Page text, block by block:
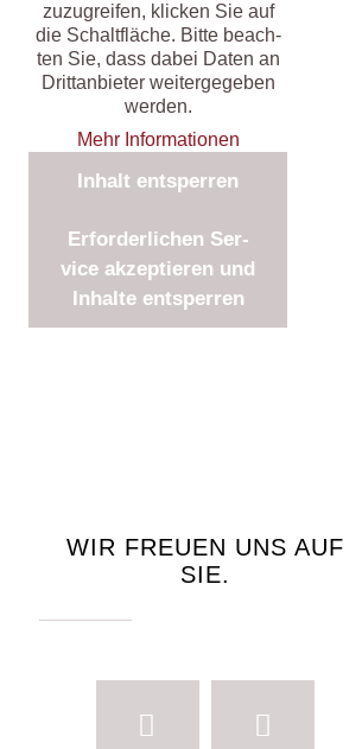
zuzu­grei­fen, kli­cken Sie auf
die Schalt­flä­che. Bit­te beach­
ten Sie, dass dabei Daten an
Dritt­an­bie­ter wei­ter­ge­ge­ben
werden.
Mehr Infor­ma­tio­nen
Inhalt ent­sper­ren
Erfor­der­li­chen Ser­
vice akzep­tie­ren und
Inhal­te ent­sper­ren
WIR FREUEN UNS AUF
SIE.